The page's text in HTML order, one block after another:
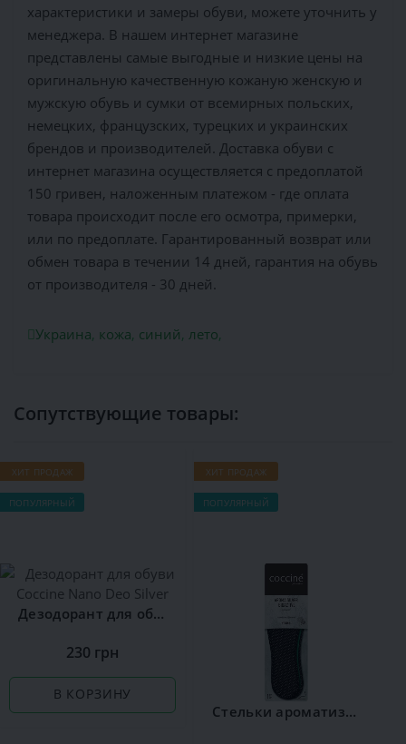
характеристики и замеры обуви, можете уточнить у
менеджера. В нашем интернет магазине
представлены самые выгодные и низкие цены на
оригинальную качественную кожаную женскую и
мужскую обувь и сумки от всемирных польских,
немецких, французских, турецких и украинских
брендов и производителей. Доставка обуви с
интернет магазина осуществляется c предоплатой
150 гривен, наложенным платежом - где оплата
товара происходит после его осмотра, примерки,
или по предоплате. Гарантированный возврат или
обмен товара в течении 14 дней, гарантия на обувь
от производителя - 30 дней.
Украина, кожа, синий, лето,
Сопутствующие товары:
ХИТ ПРОДАЖ
ПОПУЛЯРНЫЙ
Дезодорант для обуви Сoccine Nano Deo Silver
230 грн
В КОРЗИНУ
ХИТ ПРОДАЖ
ПОПУЛЯРНЫЙ
Стельки ароматизированные Сoccine Silver